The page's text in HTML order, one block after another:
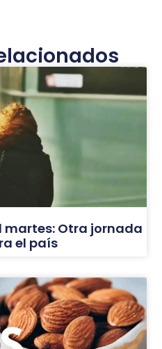
martes: Otra jornada
el país